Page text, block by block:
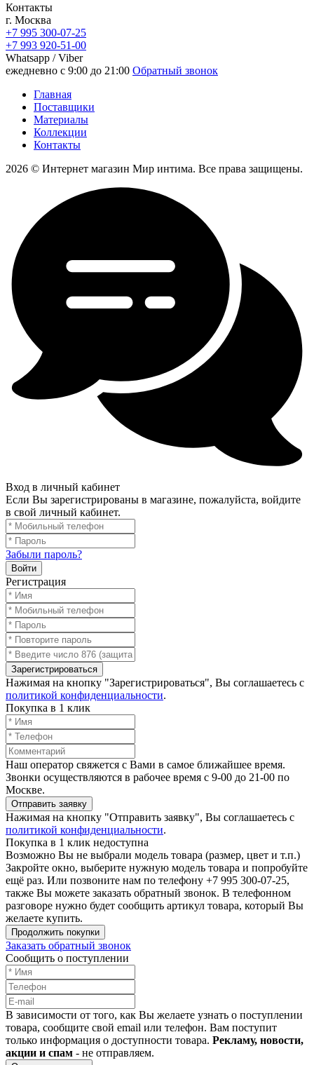
Контакты
г. Москва
+7 995 300-07-25
+7 993 920-51-00
Whatsapp / Viber
ежедневно с 9:00 до 21:00 Обратный звонок
Главная
Поставщики
Материалы
Коллекции
Контакты
2026 © Интернет магазин Мир интима. Все права защищены.
Вход в личный кабинет
Если Вы зарегистрированы в магазине, пожалуйста, войдите
в свой личный кабинет.
Забыли пароль?
Войти
Регистрация
Зарегистрироваться
Нажимая на кнопку "Зарегистрироваться", Вы соглашаетесь с
политикой конфиденциальности.
Покупка в 1 клик
Наш оператор свяжется с Вами в самое ближайшее время.
Звонки осуществляются в рабочее время с 9-00 до 21-00 по
Москве.
Отправить заявку
Нажимая на кнопку "Отправить заявку", Вы соглашаетесь с
политикой конфиденциальности.
Покупка в 1 клик недоступна
Возможно Вы не выбрали модель товара (размер, цвет и т.п.)
Закройте окно, выберите нужную модель товара и попробуйте
ещё раз. Или позвоните нам по телефону +7 995 300-07-25,
также Вы можете заказать обратный звонок. В телефонном
разговоре нужно будет сообщить артикул товара, который Вы
желаете купить.
Продолжить покупки
Заказать обратный звонок
Сообщить о поступлении
В зависимости от того, как Вы желаете узнать о поступлении
товара, сообщите свой email или телефон. Вам поступит
только информация о доступности товара. Рекламу, новости,
акции и спам - не отправляем.